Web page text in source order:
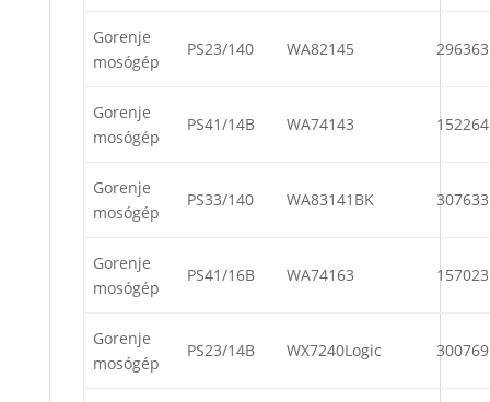
Gorenje
mosógép
PS23/140 WA82145 296363
Gorenje
mosógép
PS41/14B WA74143 152264
Gorenje
mosógép
PS33/140 WA83141BK 307633
Gorenje
mosógép
PS41/16B WA74163 157023
Gorenje
mosógép
PS23/14B WX7240Logic 300769